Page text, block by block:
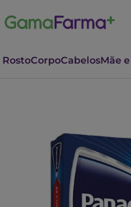
RostoCorpoCabelosMãe